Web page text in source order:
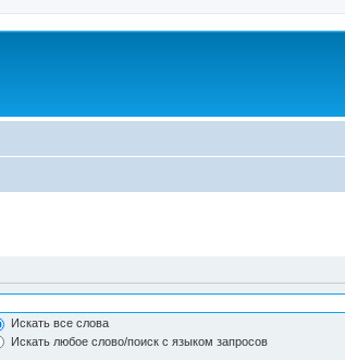
Искать все слова
Искать любое слово/поиск с языком запросов